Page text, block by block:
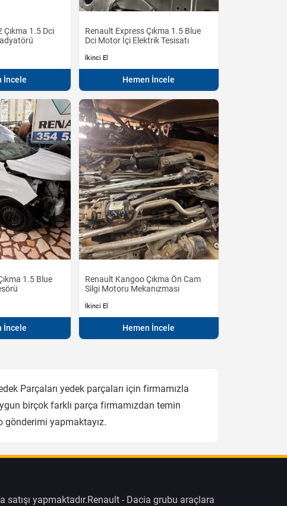
1.5 Dci
İncele
Renault Express Çıkma 1.5 Blue
Dci Motor İçi Elektrik Tesisatı
İkinci El
Hemen İncele
1.5 Blue
İncele
Renault Kangoo Çıkma Ön Cam
Silgi Motoru Mekanızması
İkinci El
Hemen İncele
Parçaları yedek parçaları için firmamızla
birçok farklı parça firmamızdan temin
gönderimi yapmaktayız.
satışı yapmaktadır.Renault - Dacia grubu araçlara